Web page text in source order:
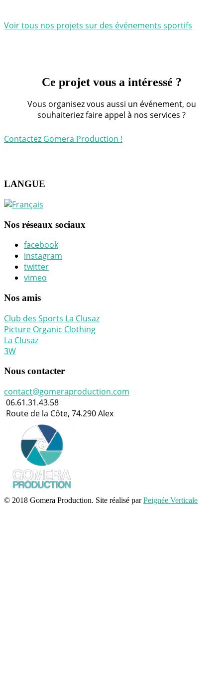
Voir tous nos projets sur des événements sportifs
Ce projet vous a intéressé ?
Vous organisez vous aussi un événement, ou
souhaiteriez faire appel à nos services ?
Contactez Gomera Production !
LANGUE
Nos réseaux sociaux
facebook
instagram
twitter
vimeo
Nos amis
Club des Sports La Clusaz
Picture Organic Clothing
La Clusaz
3W
Nous contacter
contact@gomeraproduction.com
06.61.31.43.58
Route de la Côte, 74.290 Alex
© 2018 Gomera Production. Site réalisé parPeignée Verticale